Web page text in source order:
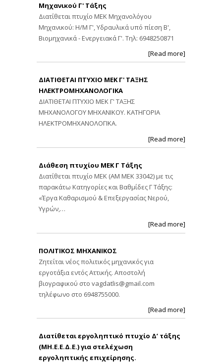
Μηχανικού Γ' Τάξης
Διατίθεται πτυχίο ΜΕΚ Μηχανολόγου
Μηχανικού: Η/Μ Γ', Υδραυλικά υπό πίεση Β',
Βιομηχανικά - Ενεργειακά Γ'. Τηλ: 6948250871
[Read more]
ΔΙΑΤΙΘΕΤΑΙ ΠΤΥΧΙΟ ΜΕΚ Γ' ΤΑΞΗΣ
ΗΛΕΚΤΡΟΜΗΧΑΝΟΛΟΓΙΚΑ
ΔΙΑΤΙΘΕΤΑΙ ΠΤΥΧΙΟ ΜΕΚ Γ' ΤΑΞΗΣ
ΜΗΧΑΝΟΛΟΓΟΥ ΜΗΧΑΝΙΚΟΥ. ΚΑΤΗΓΟΡΙΑ
ΗΛΕΚΤΡΟΜΗΧΑΝΟΛΟΓΙΚΑ.
[Read more]
Διάθεση πτυχίου ΜΕΚ Γ Τάξης
Διατίθεται πτυχίο ΜΕΚ (ΑΜ ΜΕΚ 33042) με τις
παρακάτω Κατηγορίες και Βαθμίδες Γ Τάξης:
«Έργα Καθαρισμού & Επεξεργασίας Νερού,
Υγρών,…
[Read more]
ΠΟΛΙΤΙΚΟΣ ΜΗΧΑΝΙΚΟΣ
Ζητείται νέος πολιτικός μηχανικός για
εργοτάξια εντός Αττικής. Αποστολή
βιογραφικού στο vagdatlis@gmail.com
τηλέφωνο στο 6948755000.
[Read more]
Διατίθεται εργοληπτικό πτυχίο Δ’ τάξης
(ΜΗ.Ε.Ε.Δ.Ε.) για στελέχωση
εργοληπτικής επιχείρησης.